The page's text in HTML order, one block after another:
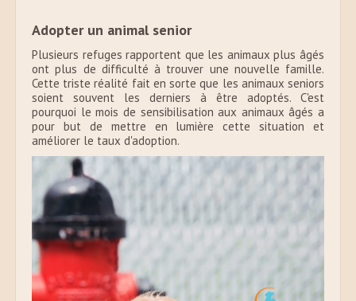
Adopter un animal senior
Plusieurs refuges rapportent que les animaux plus âgés
ont plus de difficulté à trouver une nouvelle famille.
Cette triste réalité fait en sorte que les animaux seniors
soient souvent les derniers à être adoptés. C'est
pourquoi le mois de sensibilisation aux animaux âgés a
pour but de mettre en lumière cette situation et
améliorer le taux d'adoption.